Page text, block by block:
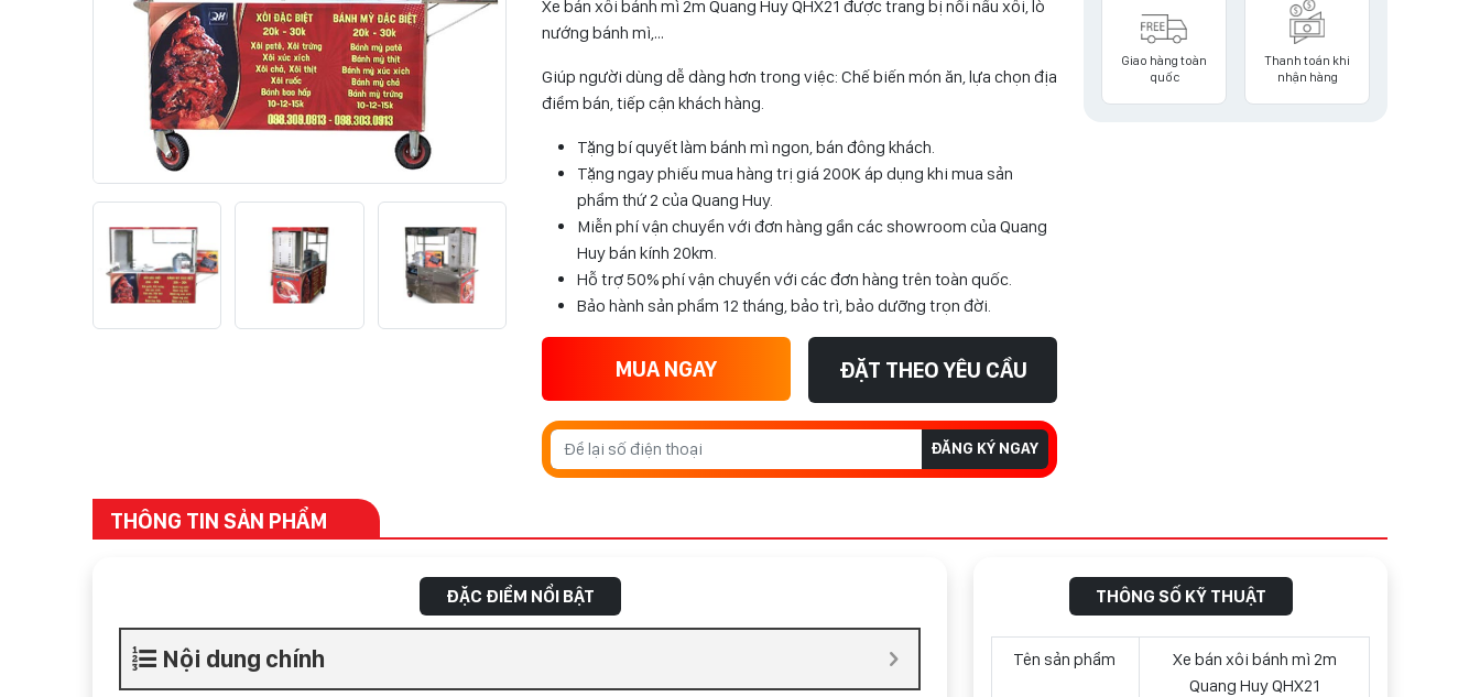
Xe bán xôi bánh mì 2m Quang Huy QHX21 được trang bị nồi nấu xôi, lò
nướng bánh mì,…
Giúp người dùng dễ dàng hơn trong việc: Chế biến món ăn, lựa chọn địa
điểm bán, tiếp cận khách hàng.
Tặng bí quyết làm bánh mì ngon, bán đông khách.
Tặng ngay phiếu mua hàng trị giá 200K áp dụng khi mua sản
phẩm thứ 2 của Quang Huy.
Miễn phí vận chuyển với đơn hàng gần các showroom của Quang
Huy bán kính 20km.
Hỗ trợ 50% phí vận chuyển với các đơn hàng trên toàn quốc.
Bảo hành sản phẩm 12 tháng, bảo trì, bảo dưỡng trọn đời.
MUA NGAY ĐẶT THEO YÊU CẦU
ĐĂNG KÝ NGAY
Giao hàng toàn
quốc
Thanh toán khi
nhận hàng
THÔNG TIN SẢN PHẨM
THÔNG SỐ KỸ THUẬT
Tên sản phẩm
Xe bán xôi bánh mì 2m
Quang Huy QHX21
ĐẶC ĐIỂM NỔI BẬT
Nội dung chính